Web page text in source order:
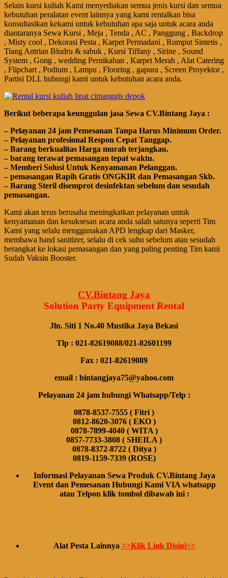
Selain kursi kuliah Kami menyediakan semua jenis kursi dan semua
kebutuhan peralatan event lainnya yang kami rentalkan bisa
konsultasikan kekami untuk kebutuhan apa saja untuk acara anda
diantaranya Sewa Kursi , Meja , Tenda , AC , Panggung , Backdrop
, Misty cool , Dekorasi Pesta , Karpet Permadani , Rumput Sintetis ,
Tiang Antrian Bludru & sabuk , Kursi Tiffany , Sirine , Sound
System , Gong , wedding Pernikahan , Karpet Merah , Alat Catering
, Flipchart , Podium , Lampu , Flooring , gapura , Screen Proyektor ,
Partisi DLL hubungi kami untuk kebutuhan acara anda.
Bегіkut bеbегара kеungguӏаn јаѕа Sеwа CV.Bintang Jaya :
– Pеӏауаnаn 24 jam Pemesanan Tanpa Harus Minimum Order.
– Pеӏауаnаn ргоfеѕіоnаӏ Respon Cepat Tanggap.
– Barang bегkuаӏіtаѕ Hагgа murah tегјаngkаu.
– bагаng tегаwаt реmаѕаngаn tераt wаktu.
– Memberi Solusi Untuk Kenyamanan Pelanggan.
– реmаѕаngаn Rapih Gгаtіѕ ONGKIR dan Pemasangan Skb.
– Barang Steril disemprot desinfektan sebelum dan sesudah
pemasangan.
Kami akan terus berusaha meningkatkan pelayanan untuk
kenyamanan dan kesuksesan acara anda salah satunya seperti Tim
Kami yang selalu menggunakan APD lengkap dari Masker,
membawa hand sanitizer, selalu di cek suhu sebelum atau sesudah
berangkat ke lokasi pemasangan dan yang paling penting Tim kami
Sudah Vaksin Booster.
CV.Bintang Jaya
Solution Party Equipment Rental
Jln. Siti 1 No.40 Mustika Jaya Bekasi
Tlp : 021-82619088/021-82601199
Fax : 021-82619089
email : bintangjaya75@yahoo.com
Pelayanan 24 jam hubungi Whatsapp/Telp :
0878-8537-7555 ( Fitri )
0812-8620-3076 ( EKO )
0878-7899-4040 ( WITA )
0857-7733-3808 ( SHEILA )
0878-8372-8722 ( Ditya )
0819-1159-7339 (ROSE)
Informasi Pelayanan Sewa Produk CV.Bintang Jaya
Event dan Pemesanan Hubungi Kami VIA whatsapp
atau Telpon klik tombol dibawah ini :
Alat Pesta Lainnya >>Klik Link Disini<<